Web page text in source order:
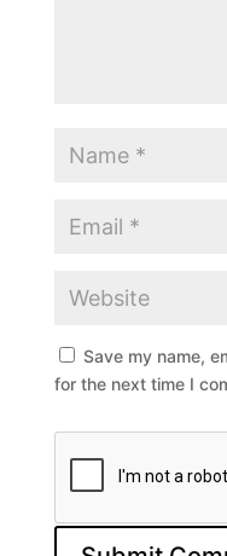
Save my name,
for the next time I